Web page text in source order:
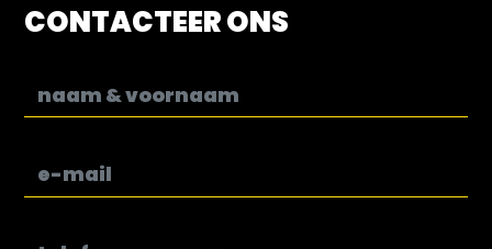
CONTACTEER ONS